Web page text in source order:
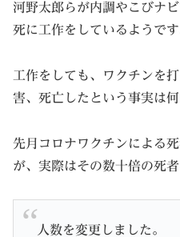
河野太郎らが内調やこびナ
死に工作をしているようです
工作をしても、ワクチンを
害、死亡したという事実は
先月コロナワクチンによる
が、実際はその数十倍の死者
人数を変更しました。